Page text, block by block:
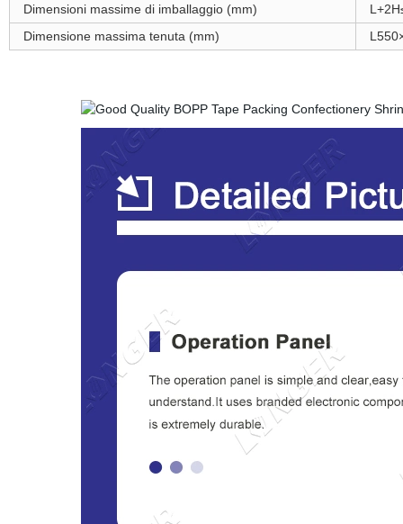
Dimensioni massime di imballaggio (mm)
Dimensione massima tenuta (mm)